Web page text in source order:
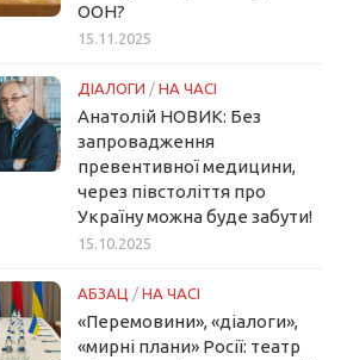
ООН?
15.11.2025
ДІАЛОГИ / НА ЧАСІ
Анатолій НОВИК: Без
запровадження
превентивної медицини,
через півстоліття про
Україну можна буде забути!
15.10.2025
АБЗАЦ / НА ЧАСІ
«Перемовини», «діалоги»,
«мирні плани» Росії: театр